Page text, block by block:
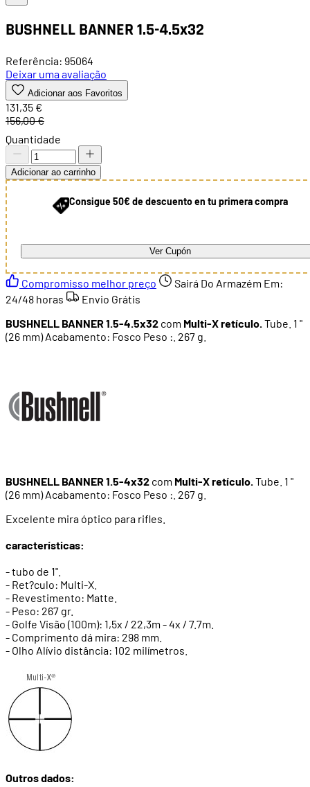
BUSHNELL BANNER 1.5-4.5x32
Referência: 95064
Deixar uma avaliação
Adicionar aos Favoritos
131,35 €
156,00 €
Quantidade
Adicionar ao carrinho
Consigue 50€ de descuento en tu primera compra
Ver Cupón
Compromisso melhor preço
Sairá Do Armazém Em:
24/48 horas
Envio Grátis
BUSHNELL BANNER 1.5-4.5x32 com Multi-X retículo.Tube. 1 "
(26 mm) Acabamento: Fosco Peso :. 267 g.
BUSHNELL BANNER 1.5-4x32 com Multi-X retículo.Tube. 1 "
(26 mm) Acabamento: Fosco Peso :. 267 g.
Excelente mira óptico para rifles.
características:
- tubo de 1".
- Ret?culo: Multi-X.
- Revestimento: Matte.
- Peso: 267 gr.
- Golfe Visão (100m): 1,5x / 22,3m - 4x / 7.7m.
- Comprimento dá mira: 298 mm.
- Olho Alívio distância: 102 milímetros.
Outros dados: